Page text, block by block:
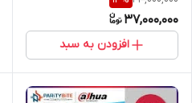
37,000,000
افزودن به سبد